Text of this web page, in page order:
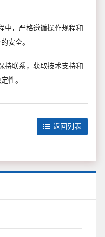
中，严格遵循操作规程和
安全。
持联系，获取技术支持和
性。
返回列表